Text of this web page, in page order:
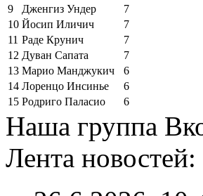
9
Дженгиз Ундер
7
10 Йосип Иличич
7
11 Раде Крунич
7
12 Дуван Сапата
7
13 Марио Манджукич
6
14 Лоренцо Инсинье
6
15 Родриго Паласио 6
Наша группа
Лента новостей: